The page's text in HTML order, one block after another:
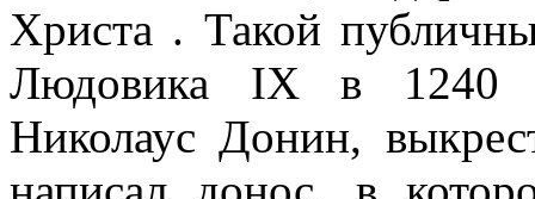
Христа . Такой
Людовика IX в 1240
Николаус Донин,